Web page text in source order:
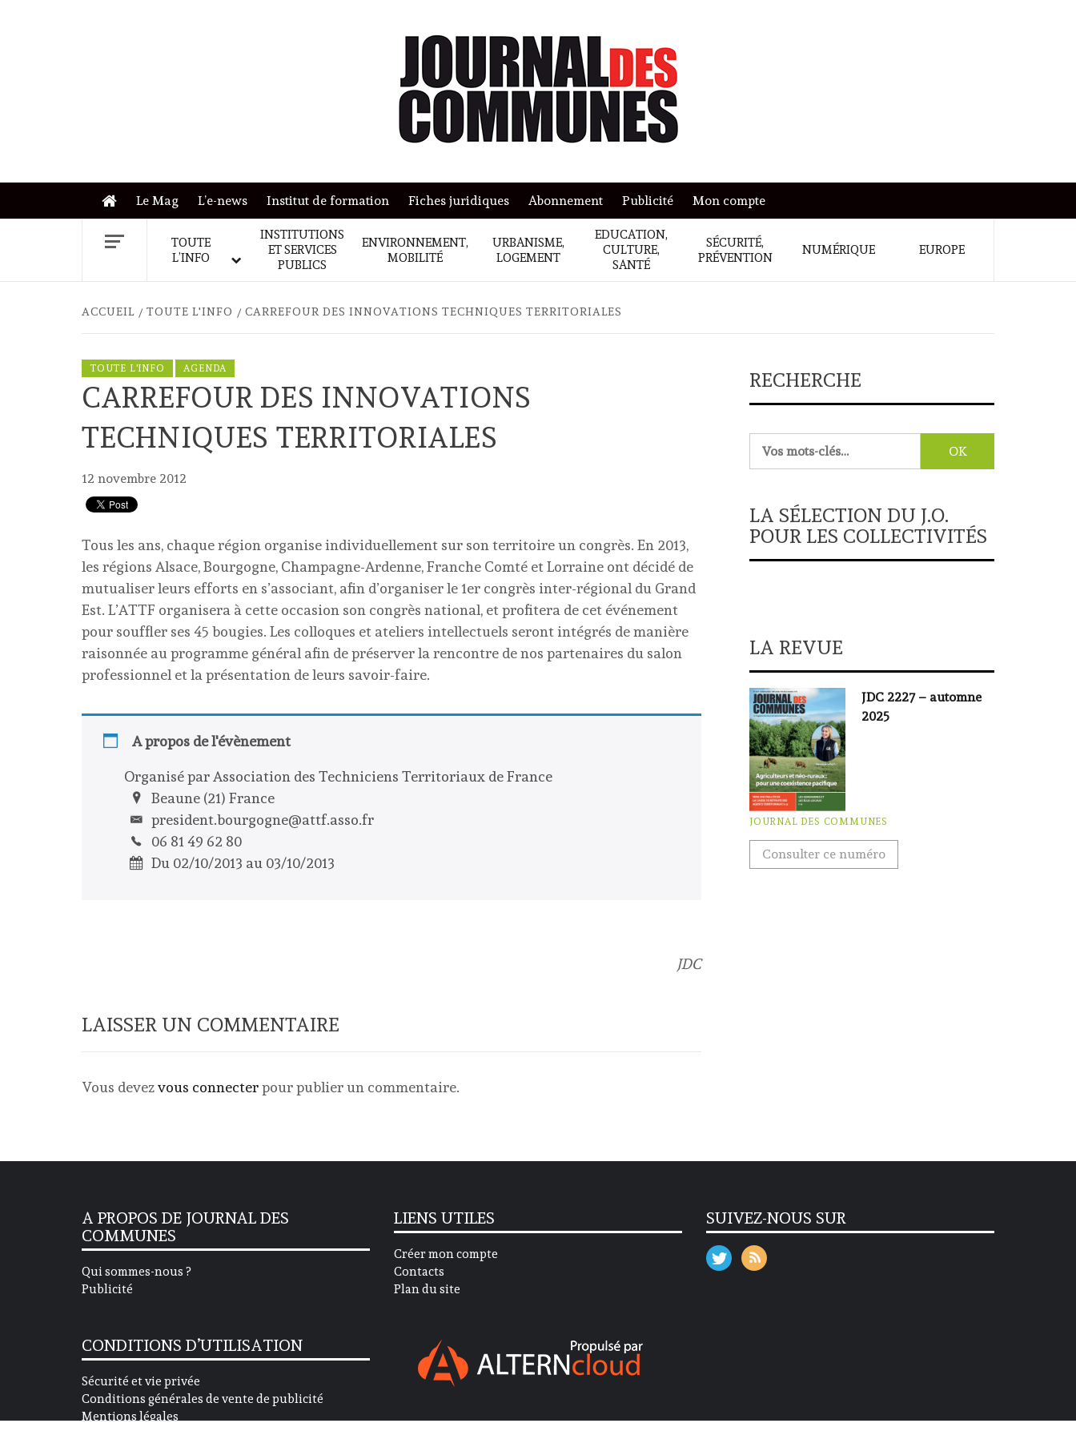
Le Mag L’e-news Institut de formation Fiches juridiques Abonnement Publicité Mon compte
TOUTE
L’INFO
INSTITUTIONS
ET SERVICES
PUBLICS
ENVIRONNEMENT,
MOBILITÉ
URBANISME,
LOGEMENT
EDUCATION,
CULTURE,
SANTÉ
SÉCURITÉ,
PRÉVENTION
NUMÉRIQUE EUROPE
ACCUEIL TOUTE L'INFO CARREFOUR DES INNOVATIONS TECHNIQUES TERRITORIALES
TOUTE L'INFO AGENDA
CARREFOUR DES INNOVATIONS
TECHNIQUES TERRITORIALES
12 novembre 2012
Tous les ans, chaque région organise individuellement sur son territoire un congrès. En 2013,
les régions Alsace, Bourgogne, Champagne-Ardenne, Franche Comté et Lorraine ont décidé de
mutualiser leurs efforts en s’associant, afin d’organiser le 1er congrès inter-régional du Grand
Est. L’ATTF organisera à cette occasion son congrès national, et profitera de cet événement
pour souffler ses 45 bougies. Les colloques et ateliers intellectuels seront intégrés de manière
raisonnée au programme général afin de préserver la rencontre de nos partenaires du salon
professionnel et la présentation de leurs savoir-faire.
A propos de l'évènement
Organisé par Association des Techniciens Territoriaux de France
Beaune (21) France
president.bourgogne@attf.asso.fr
06 81 49 62 80
Du 02/10/2013 au 03/10/2013
JDC
LAISSER UN COMMENTAIRE
Vous devezvous connecterpour publier un commentaire.
RECHERCHE
LA SÉLECTION DU J.O.
POUR LES COLLECTIVITÉS
LA REVUE
JDC 2227 – automne
2025
JOURNAL DES COMMUNES
Consulter ce numéro
A PROPOS DE JOURNAL DES
COMMUNES
Qui sommes-nous ?
Publicité
CONDITIONS D’UTILISATION
Sécurité et vie privée
Conditions générales de vente de publicité
Mentions légales
LIENS UTILES
Créer mon compte
Contacts
Plan du site
SUIVEZ-NOUS SUR